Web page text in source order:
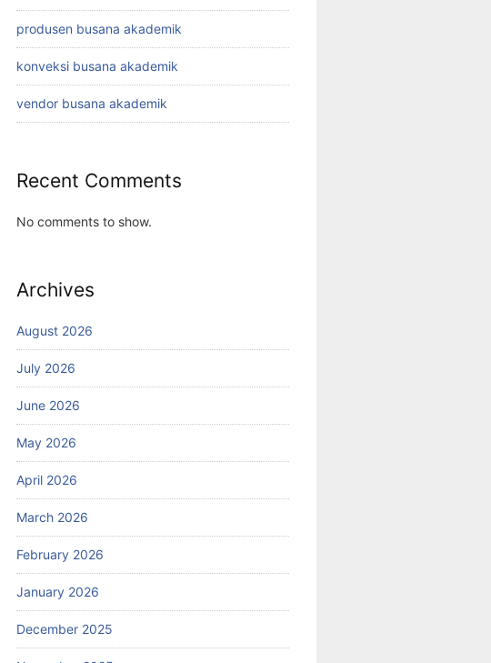
produsen busana akademik
konveksi busana akademik
vendor busana akademik
Recent Comments
No comments to show.
Archives
August 2026
July 2026
June 2026
May 2026
April 2026
March 2026
February 2026
January 2026
December 2025